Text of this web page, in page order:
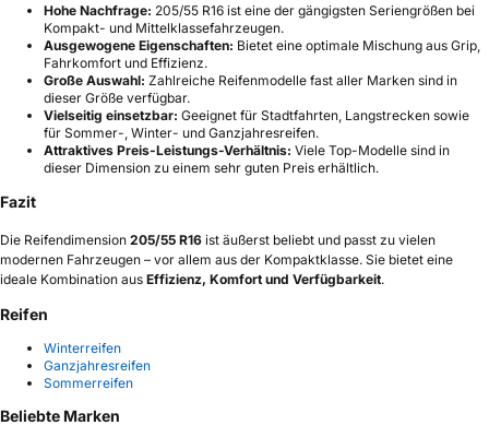
Hohe Nachfrage: 205/55 R16 ist eine der gängigsten Seriengrößen bei
Kompakt- und Mittelklassefahrzeugen.
Ausgewogene Eigenschaften: Bietet eine optimale Mischung aus Grip,
Fahrkomfort und Effizienz.
Große Auswahl: Zahlreiche Reifenmodelle fast aller Marken sind in
dieser Größe verfügbar.
Vielseitig einsetzbar: Geeignet für Stadtfahrten, Langstrecken sowie
für Sommer-, Winter- und Ganzjahresreifen.
Attraktives Preis-Leistungs-Verhältnis: Viele Top-Modelle sind in
dieser Dimension zu einem sehr guten Preis erhältlich.
Fazit
Die Reifendimension 205/55 R16 ist äußerst beliebt und passt zu vielen
modernen Fahrzeugen – vor allem aus der Kompaktklasse. Sie bietet eine
ideale Kombination aus Effizienz, Komfort und Verfügbarkeit.
Reifen
Winterreifen
Ganzjahresreifen
Sommerreifen
Beliebte Marken